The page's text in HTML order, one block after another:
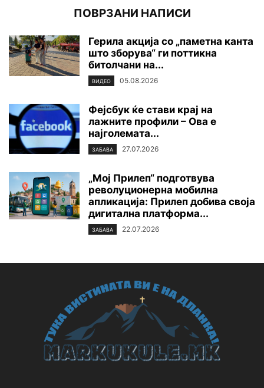
ПОВРЗАНИ НАПИСИ
Герила акција со „паметна канта
што зборува“ ги поттикна
битолчани на...
ВИДЕО 05.08.2026
Фејсбук ќе стави крај на
лажните профили – Ова е
најголемата...
ЗАБАВА 27.07.2026
„Мој Прилеп“ подготвува
револуционерна мобилна
апликација: Прилеп добива своја
дигитална платформа...
ЗАБАВА 22.07.2026